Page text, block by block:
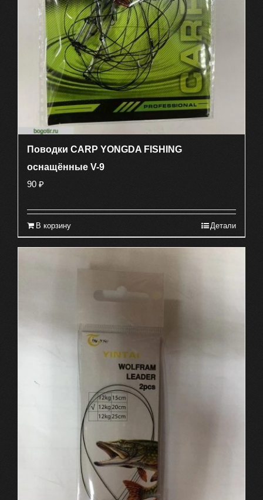
Поводки CARP YONGDA FISHING
оснащённые V-9
90 ₽
В корзину Детали